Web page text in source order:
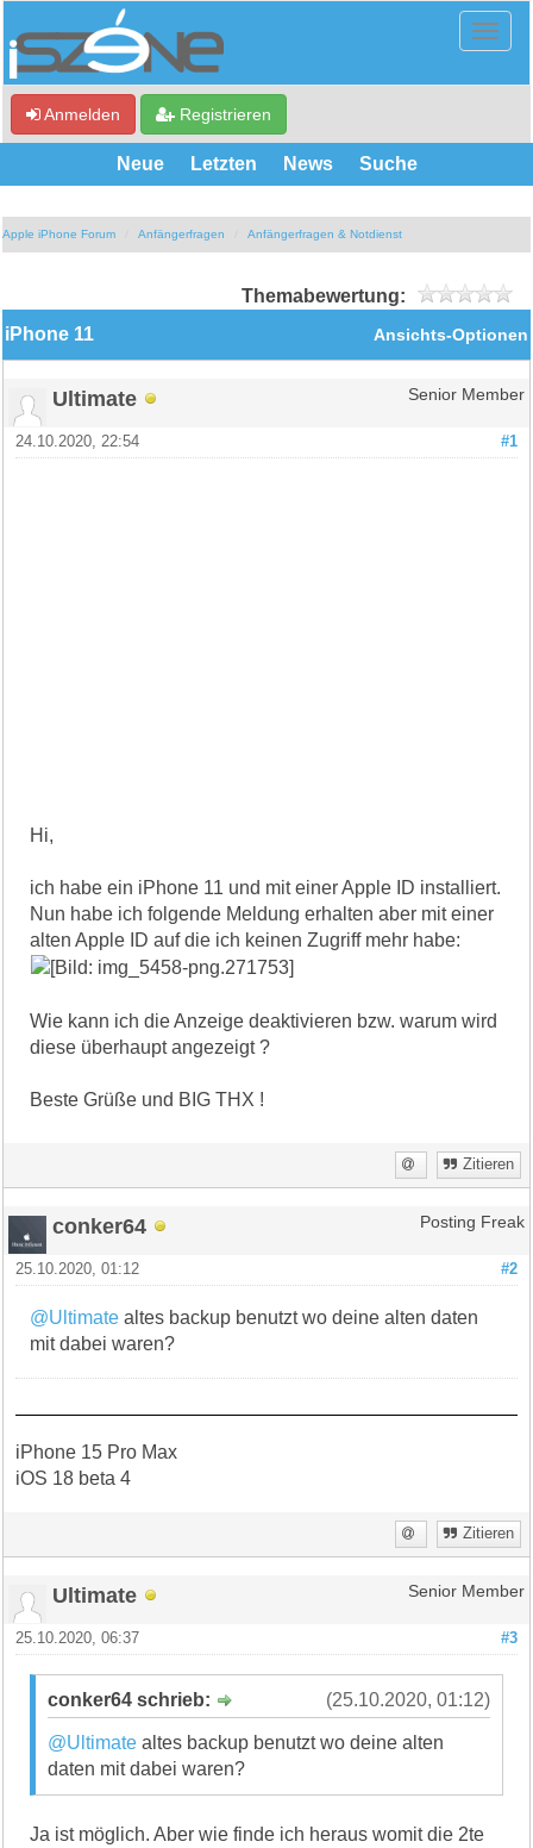
Anmelden Registrieren
Neue Letzten News Suche
Apple iPhone Forum Anfängerfragen Anfängerfragen & Notdienst
Themabewertung:
Ansichts-Optionen
iPhone 11
Ultimate Senior Member
#1
24.10.2020, 22:54
Hi,
ich habe ein iPhone 11 und mit einer Apple ID installiert.
Nun habe ich folgende Meldung erhalten aber mit einer
alten Apple ID auf die ich keinen Zugriff mehr habe:
Wie kann ich die Anzeige deaktivieren bzw. warum wird
diese überhaupt angezeigt ?
Beste Grüße und BIG THX !
Zitieren
conker64 Posting Freak
#2
25.10.2020, 01:12
@Ultimate altes backup benutzt wo deine alten daten
mit dabei waren?
iPhone 15 Pro Max
iOS 18 beta 4
Zitieren
Ultimate Senior Member
#3
25.10.2020, 06:37
(25.10.2020, 01:12)
conker64 schrieb:
@Ultimate altes backup benutzt wo deine alten
daten mit dabei waren?
Ja ist möglich. Aber wie finde ich heraus womit die 2te